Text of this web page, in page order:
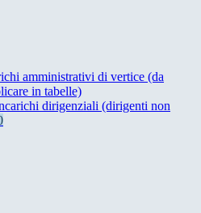
amministrativi di vertice (da
in tabelle)
dirigenziali (dirigenti non